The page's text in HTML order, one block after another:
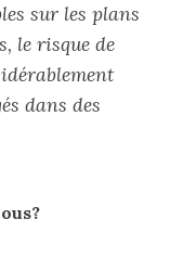
sur les plans
le risque de
dans des